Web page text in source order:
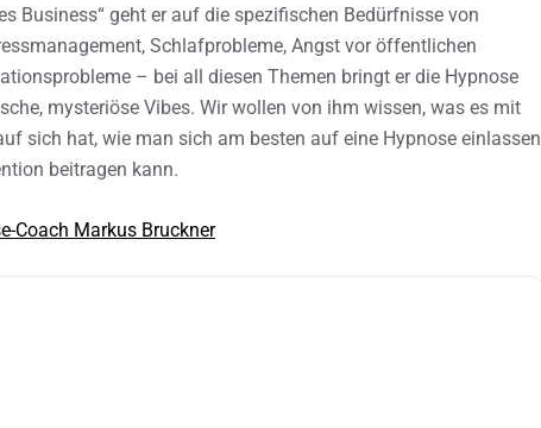
Business“ geht er auf die spezifischen Bedürfnisse von
Schlafprobleme, Angst vor öffentlichen
– bei all diesen Themen bringt er die Hypnose
mysteriöse Vibes. Wir wollen von ihm wissen, was es mit
sich hat, wie man sich am besten auf eine Hypnose einlassen
beitragen kann.
Coach Markus Bruckner